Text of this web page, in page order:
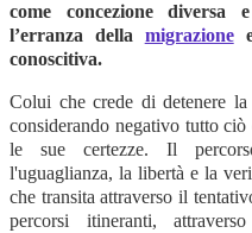
come concezione diversa
l’erranza della migrazionee
conoscitiva.
Colui che crede di detenere
considerando negativo tutto
le sue certezze. Il
l'uguaglianza, la libertà e la
che transita attraverso il
percorsi itineranti,